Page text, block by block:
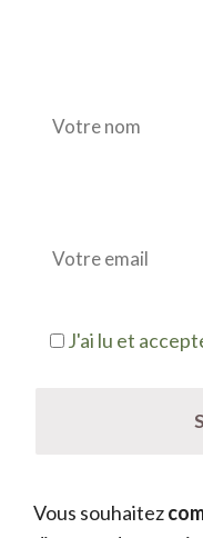
J'ai lu et
Vous souhaitez